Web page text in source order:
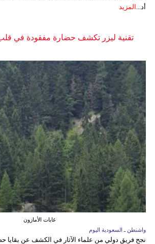
أد...
المزيد
تقنية ليزر تكشف حضارة مفقودة في قلب
غابات الأمازون
واشنطن ـ السعودية اليوم
نجح فريق دولي من علماء الآثار في الكشف عن بقايا